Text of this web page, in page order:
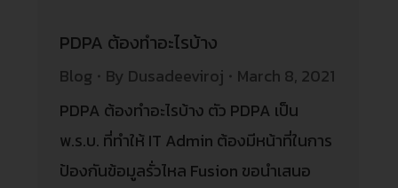
PDPA ต้องทำอะไรบ้าง
Blog By Dusadeeviroj
March 8, 2021
PDPA ต้องทำอะไรบ้าง ตัว PDPA เป็น
พ.ร.บ. ที่ทำให้ IT Admin ต้องมีหน้าที่ในการ
ป้องกันข้อมูลรั่วไหล Fusion ขอนำเสนอ